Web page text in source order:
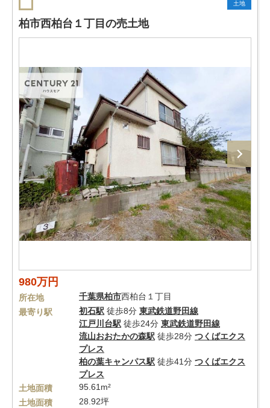
土地
柏市西柏台１丁目の売土地
980万円
所在地 千葉県柏市西柏台１丁目
最寄り駅
初石駅 徒歩8分 東武鉄道野田線
江戸川台駅 徒歩24分 東武鉄道野田線
流山おおたかの森駅 徒歩28分 つくばエクス
プレス
柏の葉キャンパス駅 徒歩41分 つくばエクス
プレス
土地面積
95.61m²
土地面積
28.92坪